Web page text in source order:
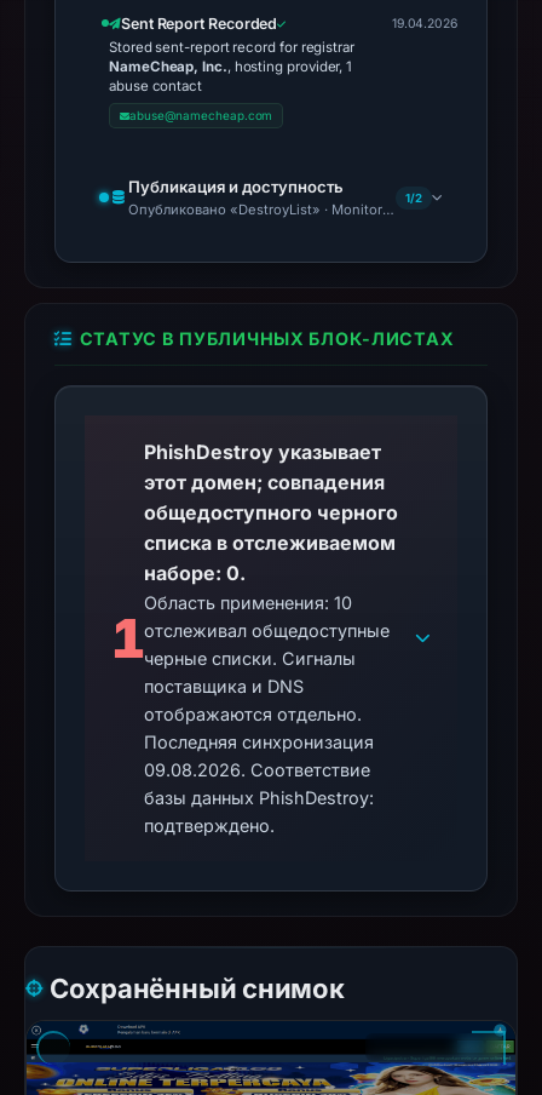
Sent Report Recorded
Stored sent-report record for registrar
NameCheap, Inc., hosting provider, 1
abuse contact
abuse@namecheap.com
19.04.2026
Публикация и доступность
Опубликовано «DestroyList» · Monitoring Continues
1/2
СТАТУС В ПУБЛИЧНЫХ БЛОК-ЛИСТАХ
1
PhishDestroy указывает
этот домен; совпадения
общедоступного черного
списка в отслеживаемом
наборе: 0.
Область применения: 10
отслеживал общедоступные
черные списки. Сигналы
поставщика и DNS
отображаются отдельно.
Последняя синхронизация
09.08.2026. Соответствие
базы данных PhishDestroy:
подтверждено.
Сохранённый снимок